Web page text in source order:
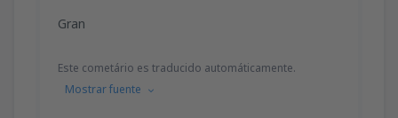
Gran
Este cometário es traducido automáticamente.
Mostrar fuente